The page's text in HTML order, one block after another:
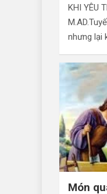
KHI YÊU
nhưng lại
Món